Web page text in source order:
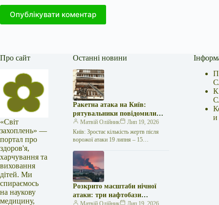
Опублікувати коментар
Про сайт
«Світ
захоплень» —
портал про
здоров'я,
харчування та
виховання
дітей. Ми
спираємось
на наукову
медицину,
Останні новини
Ракетна атака на Київ:
рятувальники повідомили
про 15 поранених
Матвій Олійник
Лип 19, 2026
Київ: Зростає кількість жертв після
ворожої атаки 19 липня – 15
російської агресії, що сталася у
столиці…
Розкрито масштаби нічної
атаки: три нафтобази
и